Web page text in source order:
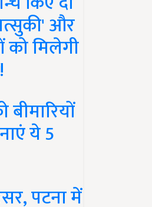
और
को मिलेगी
ये 5
पटना में